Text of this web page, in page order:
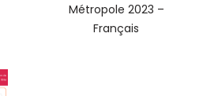
Métropole 2023 –
Français